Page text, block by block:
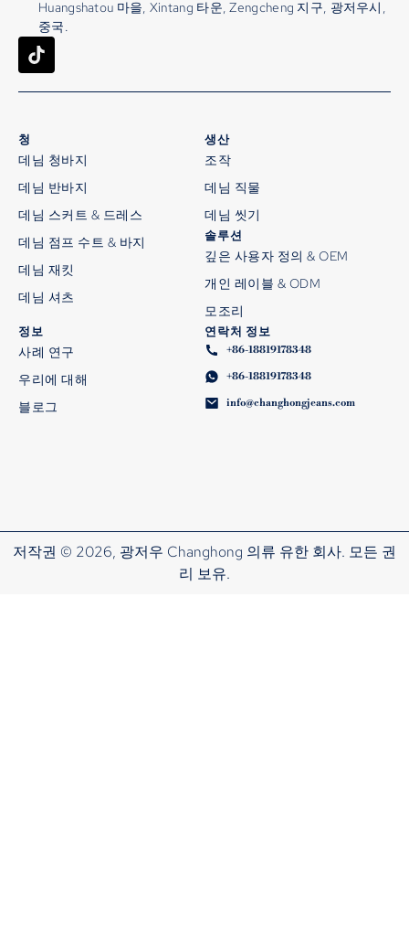
Huangshatou 마을, Xintang 타운, Zengcheng 지구, 광저우시,
중국.
청
데님 청바지
데님 반바지
데님 스커트 & 드레스
데님 점프 수트 & 바지
데님 재킷
데님 셔츠
생산
조작
데님 직물
데님 씻기
솔루션
깊은 사용자 정의 & OEM
개인 레이블 & ODM
모조리
정보
사례 연구
우리에 대해
블로그
연락처 정보
+86-18819178348
+86-18819178348
info@changhongjeans.com
저작권 © 2026, 광저우 Changhong 의류 유한 회사. 모든 권
리 보유.